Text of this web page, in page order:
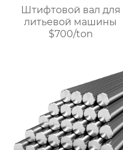
Штифтовой вал для
литьевой машины
$700/ton